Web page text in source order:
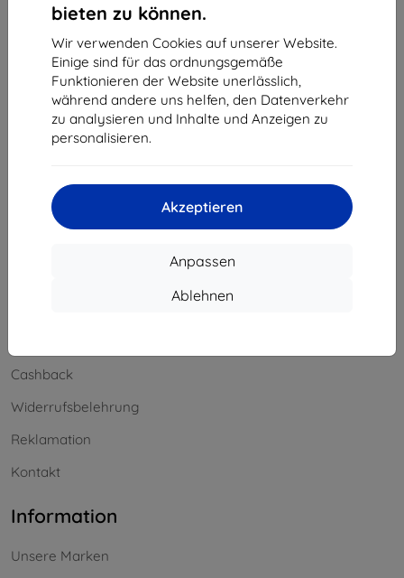
bieten zu können.
Wir verwenden Cookies auf unserer Website.
Einige sind für das ordnungsgemäße
Funktionieren der Website unerlässlich,
während andere uns helfen, den Datenverkehr
zu analysieren und Inhalte und Anzeigen zu
personalisieren.
Akzeptieren
Anpassen
Ablehnen
info@top4mobile.eu
Schreiben Sie uns
Montag bis Freitag:
Samstag und Sonntag:
Offline
Cashback
Widerrufsbelehrung
Reklamation
Kontakt
Information
Unsere Marken